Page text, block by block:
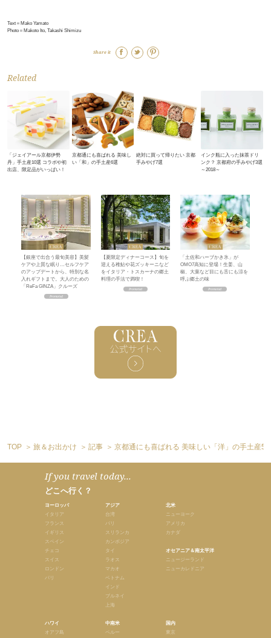
Text＝Mako Yamato
Photo＝Makoto Ito, Takashi Shimizu
Share it
Related
「ジェイアール京都伊勢
丹」手土産10選 コラボや初
出店、限定品がいっぱい！
京都通にも喜ばれる 美味し
い「和」の手土産6選
絶対に買って帰りたい 京都
手みやげ7選
インク瓶に入った抹茶ドリ
ンク？ 京都府の手みやげ3選
～2018～
【銀座で出合う最旬美容】美髪
ケアや上質な眠り…セルフケア
のアップデートから、特別な名
入れギフトまで。大人のための
「ReFa GINZA」クルーズ
【夏限定ディナーコース】旬を
迎える稚鮎や花ズッキーニなど
をイタリア・トスカーナの郷土
料理の手法で満喫！
「土佐和ハーブかき氷」が
OMO7高知に登場！生姜、山
椒、大葉など目にも舌にも涼を
呼ぶ郷土の味
TOP 旅＆お出かけ 記事 京都通にも喜ばれる 美味しい「洋」の手土産5
If you travel today...
どこへ行く？
ヨーロッパ
イタリア
フランス
イギリス
スペイン
チェコ
スイス
ロンドン
パリ
ハワイ
オアフ島
アジア
台湾
バリ
スリランカ
カンボジア
タイ
ラオス
マカオ
ベトナム
インド
ブルネイ
上海
中南米
ペルー
北米
ニューヨーク
アメリカ
カナダ
オセアニア＆南太平洋
ニュージーランド
ニューカレドニア
国内
東京